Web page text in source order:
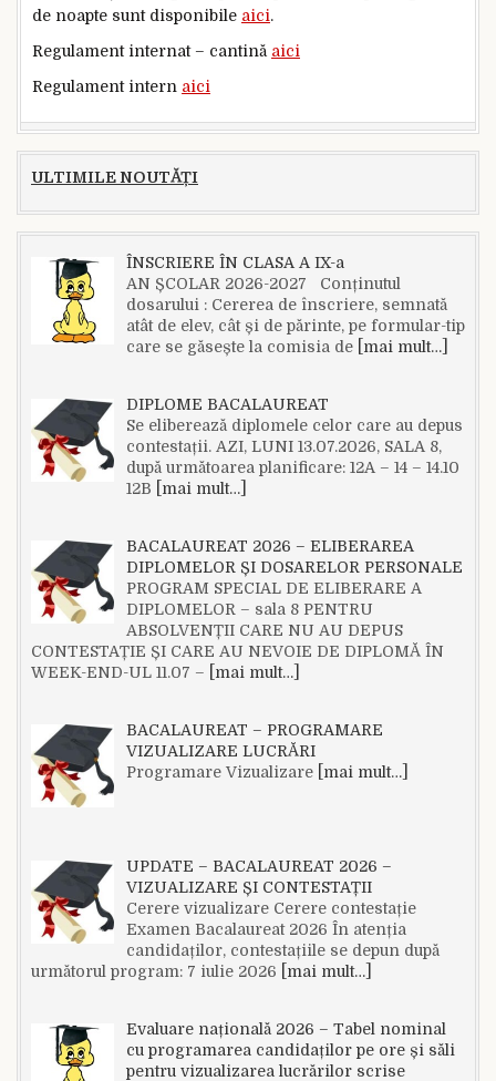
de noapte sunt disponibile aici.
Regulament internat – cantină aici
Regulament intern aici
ULTIMILE NOUTĂȚI
ÎNSCRIERE ÎN CLASA A IX-a
AN ȘCOLAR 2026-2027 Conținutul
dosarului : Cererea de înscriere, semnată
atât de elev, cât și de părinte, pe formular-tip
care se găsește la comisia de
[mai mult…]
DIPLOME BACALAUREAT
Se eliberează diplomele celor care au depus
contestații. AZI, LUNI 13.07.2026, SALA 8,
după următoarea planificare: 12A – 14 – 14.10
12B
[mai mult…]
BACALAUREAT 2026 – ELIBERAREA
DIPLOMELOR ȘI DOSARELOR PERSONALE
PROGRAM SPECIAL DE ELIBERARE A
DIPLOMELOR – sala 8 PENTRU
ABSOLVENȚII CARE NU AU DEPUS
CONTESTAȚIE ȘI CARE AU NEVOIE DE DIPLOMĂ ÎN
WEEK-END-UL 11.07 –
[mai mult…]
BACALAUREAT – PROGRAMARE
VIZUALIZARE LUCRĂRI
Programare Vizualizare[mai mult…]
UPDATE – BACALAUREAT 2026 –
VIZUALIZARE ȘI CONTESTAȚII
Cerere vizualizare Cerere contestație
Examen Bacalaureat 2026 În atenția
candidaților, contestațiile se depun după
următorul program: 7 iulie 2026
[mai mult…]
Evaluare națională 2026 – Tabel nominal
cu programarea candidaților pe ore și săli
pentru vizualizarea lucrărilor scrise